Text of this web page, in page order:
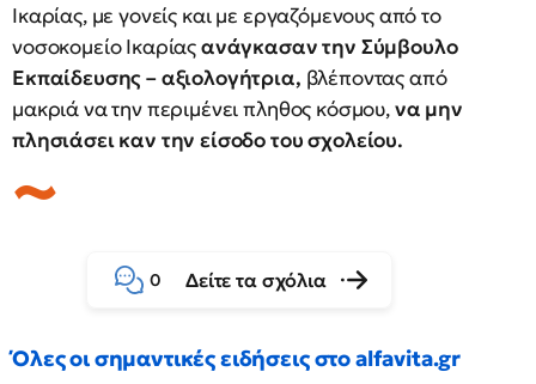
Ικαρίας, με γονείς και με εργαζόμενους από το
νοσοκομείο Ικαρίαςανάγκασαν την Σύμβουλο
Εκπαίδευσης – αξιολογήτρια, βλέποντας από
μακριά να την περιμένει πληθος κόσμου,να μην
πλησιάσει καν την είσοδο του σχολείου.
0 Δείτε τα σχόλια
Όλες οι σημαντικές ειδήσεις στο alfavita.gr